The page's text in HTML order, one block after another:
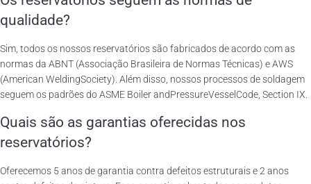
qualidade?
Sim, todos os nossos reservatórios são fabricados de acordo com as
normas da ABNT (Associação Brasileira de Normas Técnicas) e AWS
(American WeldingSociety). Além disso, nossos processos de soldagem
seguem os padrões do ASME Boiler andPressureVesselCode, Section IX.
Quais são as garantias oferecidas nos
reservatórios?
Oferecemos 5 anos de garantia contra defeitos estruturais e 2 anos